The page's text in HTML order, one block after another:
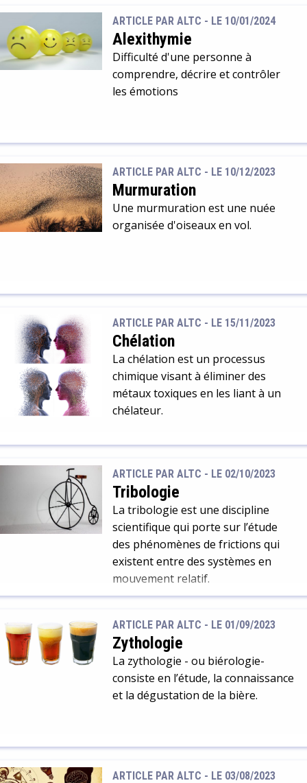
ARTICLE PAR ALTC - LE 10/01/2024
Alexithymie
Difficulté d'une personne à
comprendre, décrire et contrôler
les émotions
ARTICLE PAR ALTC - LE 10/12/2023
Murmuration
Une murmuration est une nuée
organisée d'oiseaux en vol.
ARTICLE PAR ALTC - LE 15/11/2023
Chélation
La chélation est un processus
chimique visant à éliminer des
métaux toxiques en les liant à un
chélateur.
ARTICLE PAR ALTC - LE 02/10/2023
Tribologie
La tribologie est une discipline
scientifique qui porte sur l’étude
des phénomènes de frictions qui
existent entre des systèmes en
mouvement relatif.
ARTICLE PAR ALTC - LE 01/09/2023
Zythologie
La zythologie - ou biérologie-
consiste en l’étude, la connaissance
et la dégustation de la bière.
ARTICLE PAR ALTC - LE 03/08/2023